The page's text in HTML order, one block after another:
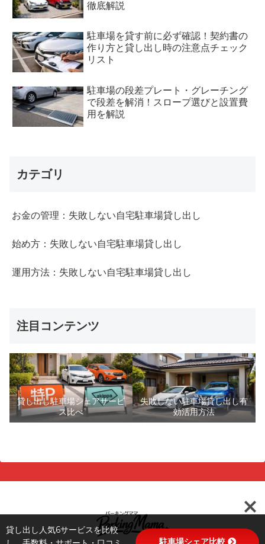
徹底解説
駐車場を貸す前に必ず確認！契約書の
作り方と貸し出し時の注意点チェック
リスト
駐車場の段差プレート・グレーチング
で段差を解消！スロープ選びと設置費
用を解説
カテゴリ
お金の管理：失敗しない自宅駐車場貸し出し
始め方：失敗しない自宅駐車場貸し出し
運用方法：失敗しない自宅駐車場貸し出し
注目コンテンツ
貸し出し駐車場シェアサービ
ス比べ
失敗しない駐車場貸し出し有
効活用方法
貸し出し人気6サービスを比較
駐車場シェア比較